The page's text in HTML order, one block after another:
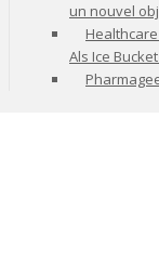
un nouvel
Als Ice